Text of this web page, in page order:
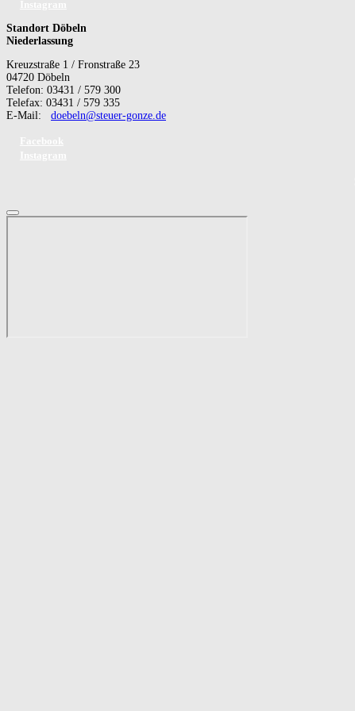
Standort Döbeln
Niederlassung
Kreuzstraße 1 / Fronstraße 23
04720 Döbeln
Telefon: 03431 / 579 300
Telefax: 03431 / 579 335
E-Mail: doebeln@steuer-gonze.de